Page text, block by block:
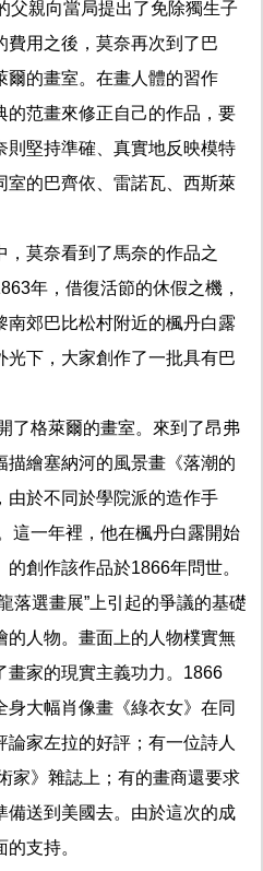
父親向當局提出了免除獨生子
費用之後，莫奈再次到了巴
爾的畫室。在畫人體的習作
的范畫來修正自己的作品，要
則堅持準確、真實地反映模特
室的巴齊依、雷諾瓦、西斯萊
莫奈看到了馬奈的作品之
年，借復活節的休假之機，
郊巴比松村附近的楓丹白露
下，大家創作了一批具有巴
了格萊爾的畫室。來到了昂弗
繪塞納河的風景畫《落潮的
由於不同於學院派的造作手
這一年裡，他在楓丹白露開始
創作該作品於1866年問世。
落選畫展”上引起的爭議的基礎
的人物。畫面上的人物樸實無
畫家的現實主義功力。1866
大幅肖像畫《綠衣女》在同
家左拉的好評；有一位詩人
家》雜誌上；有的畫商還要求
備送到美國去。由於這次的成
支持。